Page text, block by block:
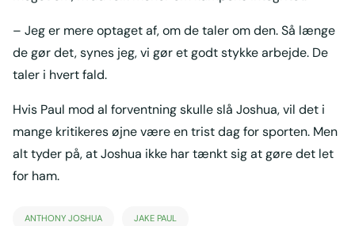
– Jeg er mere optaget af, om de taler om den. Så længe
de gør det, synes jeg, vi gør et godt stykke arbejde. De
taler i hvert fald.
Hvis Paul mod al forventning skulle slå Joshua, vil det i
mange kritikeres øjne være en trist dag for sporten. Men
alt tyder på, at Joshua ikke har tænkt sig at gøre det let
for ham.
ANTHONY JOSHUA JAKE PAUL